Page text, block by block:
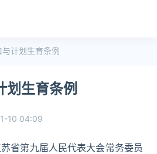
计划生育条例
划生育条例
10 04:09
省第九届人民代表大会常务委员